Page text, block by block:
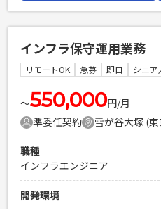
確認→修正方針の検討→修正、
行と新で一致しているかを確認
必須スキル
・Linuxの実務経験 ・何かしら
・設計書等のドキュメント作成
PHPを用いたWebサービスの
Laravelを用いた開発経験1年
インフラ保守運用業務
リモートOK 急募 即日 シニア
〜550,000円/月
準委任契約
雪が谷大塚 (
職種
インフラエンジニア
開発環境